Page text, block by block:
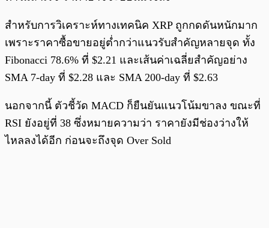
สำหรับการวิเคราะห์ทางเทคนิค XRP ถูกกดดันหนักมาก
เพราะราคาซื้อขายอยู่ต่ำกว่าแนวรับสำคัญหลายจุด ทั้ง
Fibonacci 78.6% ที่ $2.21 และเส้นค่าเฉลี่ยสำคัญอย่าง
SMA 7-day ที่ $2.28 และ SMA 200-day ที่ $2.63
นอกจากนี้ ตัวชี้วัด MACD ก็ยืนยันแนวโน้มขาลง ขณะที่
RSI ยังอยู่ที่ 38 ซึ่งหมายความว่า ราคายังมีช่องว่างให้
ไหลลงได้อีก ก่อนจะถึงจุด Over Sold